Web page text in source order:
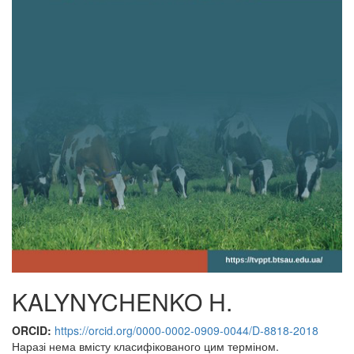
KALYNYCHENKO H.
ORCID: https://orcid.org/0000-0002-0909-0044/D-8818-2018
Наразі нема вмісту класифікованого цим терміном.